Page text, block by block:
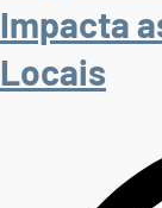
Impacta
Locais